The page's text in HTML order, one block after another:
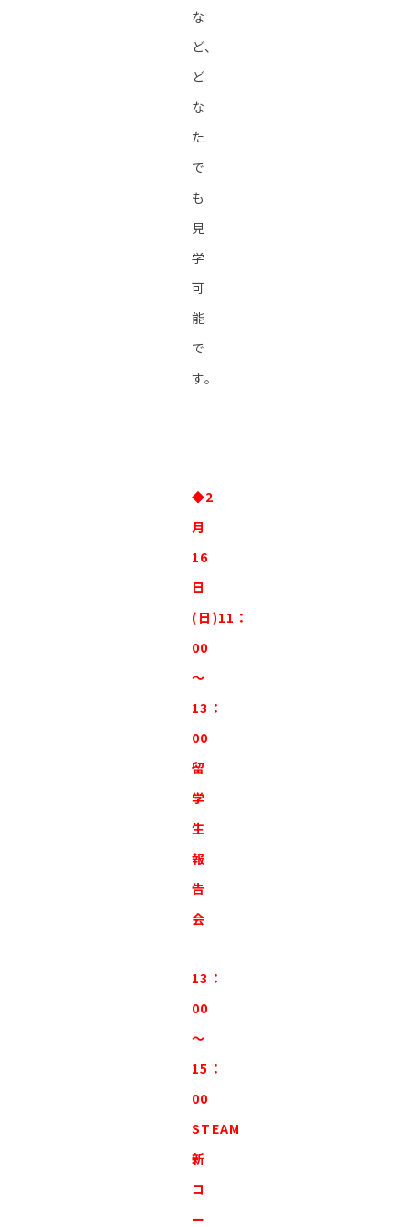
な
ど、
ど
な
た
で
も
見
学
可
能
で
す。
◆2
月
16
日
(日)11：
00
～
13：
00
留
学
生
報
告
会
13：
00
～
15：
00
STEAM
新
コ
ー